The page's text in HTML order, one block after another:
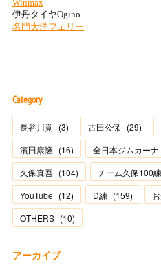
Category
長谷川覚 (3) 古田公保 (29)
濱田康隆 (16) 全日本ジムカーナ
久保真吾 (104) チーム久保100
YouTube (12) D練 (159)
OTHERS (10)
アーカイブ